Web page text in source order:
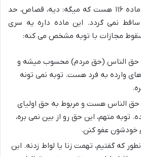
یه نکته خیلی مهم دیگه ماده ۱۱۶ هست که میگه: دیه، قصاص، حد
نمی گردد. این ماده داره یه سری
سقوط مجازات با توبه مشخص می کنه:
حق الناس (حق مردم) محسوب میشه و
وارده به فرد هست. توبه نمی تونه
الناس هست و مربوط به حق اولیای
توبه متهم، این حق رو از بین نمی بره،
خودشون عفو کنن.
که گفتیم، تهمت زنا یا لواط زدنه. این